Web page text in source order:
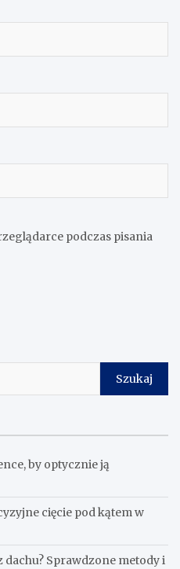
podczas pisania
Szukaj
by optycznie ją
cięcie pod kątem w
dachu? Sprawdzone metody i